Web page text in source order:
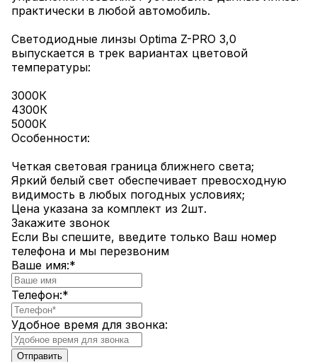
практически в любой автомобиль.
Светодиодные линзы Optima Z-PRO 3,0
выпускается в трек вариантах цветовой
температуры:
3000К
4300К
5000К
Особенности:
Четкая световая граница ближнего света;
Яркий белый свет обеспечивает превосходную
видимость в любых погодных условиях;
Цена указана за комплект из 2шт.
Закажите звонок
Если Вы спешите, введите только Ваш номер
телефона и мы перезвоним
Ваше имя:*
Телефон:*
Удобное время для звонка: